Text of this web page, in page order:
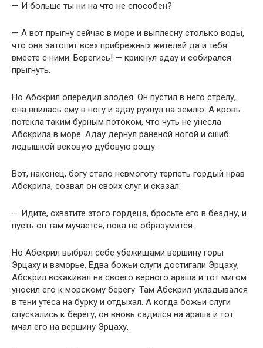
— И больше ты ни на что не способен?
— А вот прыгну сейчас в море и выплесну столько воды,
что она затопит всех прибрежных жителей да и тебя
вместе с ними. Берегись! — крикнул адау и собирался
прыгнуть.
Но Абскрил опередил злодея. Он пустил в него стрелу,
она впилась ему в ногу и адау рухнул на землю. А кровь
потекла таким бурным потоком, что чуть не унесла
Абскрила в море. Адау дёрнул раненой ногой и сшиб
лодышкой вековую дубовую рощу.
Вот, наконец, богу стало невмоготу терпеть гордый нрав
Абскрила, созвал он своих слуг и сказал:
— Идите, схватите этого гордеца, бросьте его в бездну, и
пусть он там мучается, пока не образумится.
Но Абскрил выбрал себе убежищами вершину горы
Эрцаху и взморье. Едва божьи слуги достигали Эрцаху,
Абскрил вскакивал на своего верного араша и тот мигом
уносил его к морскому берегу. Там Абскрил укладывался
в тени утёса на бурку и отдыхал. А когда божьи слуги
спускались к берегу, он вновь садился на араша и тот
мчал его на вершину Эрцаху.